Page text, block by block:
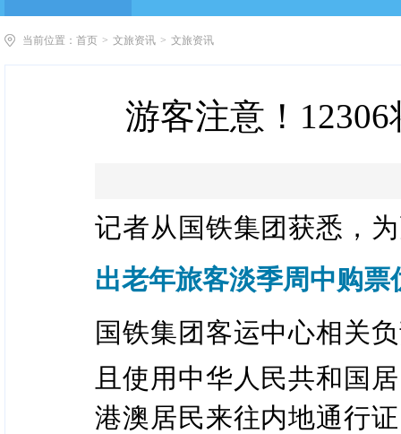
当前位置： 首页 > 文旅资讯 > 文旅资讯
游客注意！
记者从国铁集团获悉，
出老年旅客淡季周中购
国铁集团客运中心相关
且使用中华人民共和国
港澳居民来往内地通行